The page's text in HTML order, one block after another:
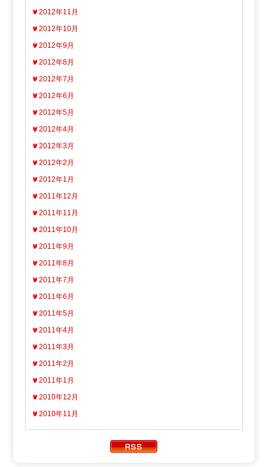
2012年11月
2012年10月
2012年9月
2012年8月
2012年7月
2012年6月
2012年5月
2012年4月
2012年3月
2012年2月
2012年1月
2011年12月
2011年11月
2011年10月
2011年9月
2011年8月
2011年7月
2011年6月
2011年5月
2011年4月
2011年3月
2011年2月
2011年1月
2010年12月
2010年11月